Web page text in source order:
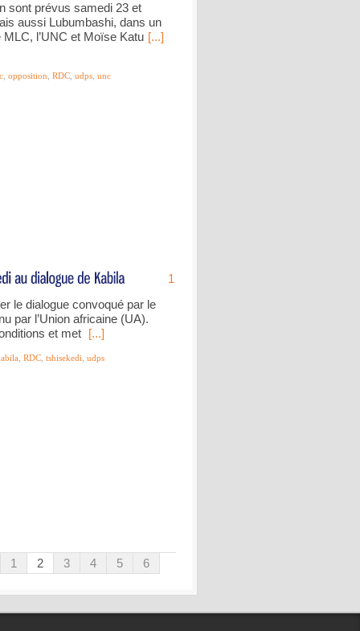
sont prévus samedi 23 et
aussi Lubumbashi, dans un
MLC, l’UNC et Moïse Katu [...]
opposition RDC udps unc
1
le dialogue convoqué par le
par l’Union africaine (UA).
et met [...]
RDC tshisekedi udps
1 2 3 4 5 6